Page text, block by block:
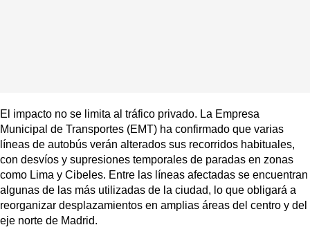
El impacto no se limita al tráfico privado. La Empresa
Municipal de Transportes (EMT) ha confirmado que varias
líneas de autobús verán alterados sus recorridos habituales,
con desvíos y supresiones temporales de paradas en zonas
como Lima y Cibeles. Entre las líneas afectadas se encuentran
algunas de las más utilizadas de la ciudad, lo que obligará a
reorganizar desplazamientos en amplias áreas del centro y del
eje norte de Madrid.